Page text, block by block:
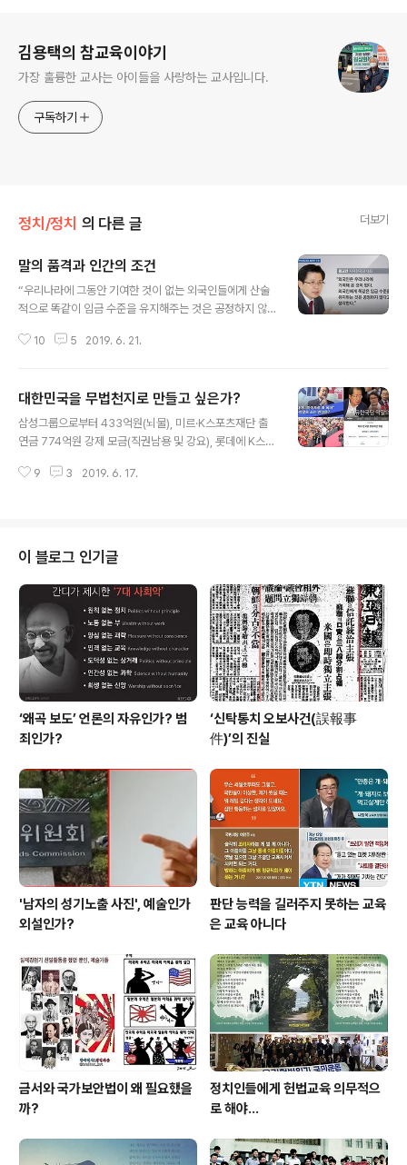
김용택의 참교육이야기
가장 훌륭한 교사는 아이들을 사랑하는 교사입니다.
구독하기
정치/정치 의 다른 글 더보기
말의 품격과 인간의 조건
“우리나라에 그동안 기여한 것이 없는 외국인들에게 산술
적으로 똑같이 임금 수준을 유지해주는 것은 공정하지 않
않는 차별금지가 돼선 안 된다”“한국당이 법 개정을 통해
로, 이들을 위해 일정 임금을 유지하고 세금 혜택을 주는 것
은 국민으로서 의무를 다하는 것(이다)” 황교안은 인간 개
인 황교안이 아니다. 자유한국당의 간판이요 얼굴이다. 그
당의 정체성을 가늠하는 저울이기도 하다. ‘우리 연합국 국
10 5 2019. 6. 21.
대한민국을 무법천지로 만들고 싶은가?
삼성그룹으로부터 433억원(뇌물), 미르·K스포츠재단 출
연금 774억원 강제 모금(직권남용 및 강요), 롯데에 K스포
계약 및 광고 발주 압력(직권남용 및 강요), KT에 인사 청
실행 지시(직권남용 및 강요), 문체부 1급 공무원 3명 사표
제출 압력(직권남용 및 강요), CJ 이미경 부회장 퇴진 압력
(강요미수).... 대통령이라는 사람이 저지른 범죄... 끝이 없
다. 박근혜전대통령이 이런 어마어마한 죄를 저질러 2018
년 8월 24일, 국정농단 2심재판에서 징역 25년..
9 3 2019. 6. 17.
이 블로그 인기글
‘왜곡 보도’ 언론의 자유인가? 범
죄인가?
‘신탁통치 오보사건(誤報事
件)’의 진실
'남자의 성기노출 사진', 예술인가
외설인가?
판단 능력을 길러주지 못하는 교육
은 교육 아니다
금서와 국가보안법이 왜 필요했을
까?
정치인들에게 헌법교육 의무적으
로 해야…